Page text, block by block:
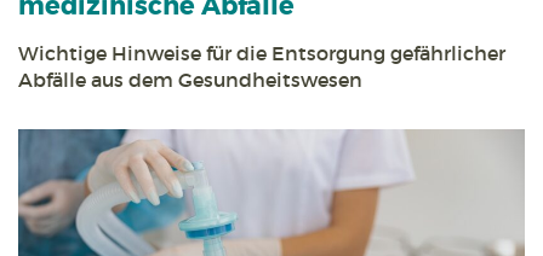
medizinische Abfälle
Wichtige Hinweise für die Entsorgung gefährlicher
Abfälle aus dem Gesundheitswesen